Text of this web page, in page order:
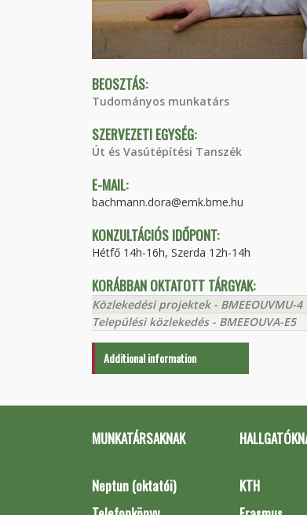
BEOSZTÁS:
Tudományos munkatárs
SZERVEZETI EGYSÉG:
Út és Vasútépítési Tanszék
E-MAIL:
bachmann.dora@emk.bme.hu
KONZULTÁCIÓS IDŐPONT:
Hétfő 14h-16h, Szerda 12h-14h
KORÁBBAN OKTATOTT TÁRGYAK:
Közlekedési projektek - BMEEOUVMU-4
Települési közlekedés - BMEEOUVA-E5
Additional information
MUNKATÁRSAKNAK
Neptun (oktatói)
KTH